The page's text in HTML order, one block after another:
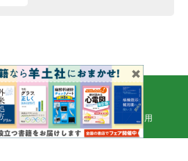
扱書店一覧
電子書籍
正誤表・更新情報
コンテンツ利用
リシー
羊土社会員規約